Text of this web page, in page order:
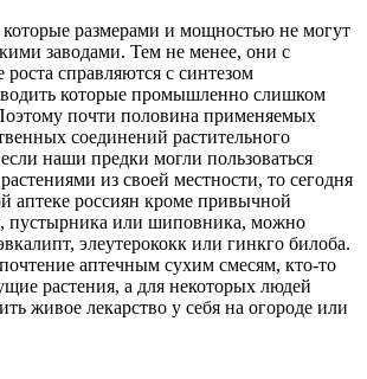
размерами и мощностью не могут
заводами. Тем не менее, они с
роста справляются с синтезом
которые промышленно слишком
почти половина применяемых
соединений растительного
наши предки могли пользоваться
из своей местности, то сегодня
аптеке россиян кроме привычной
пустырника или шиповника, можно
элеутерококк или гинкго билоба.
аптечным сухим смесям, кто-то
растения, а для некоторых людей
живое лекарство у себя на огороде или